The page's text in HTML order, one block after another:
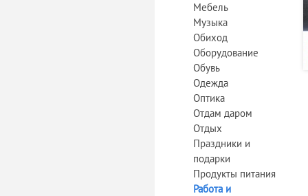
Мебель
Музыка
Обиход
Оборудование
Обувь
Одежда
Оптика
Отдам даром
Отдых
Праздники и
подарки
Продукты питания
Работа и